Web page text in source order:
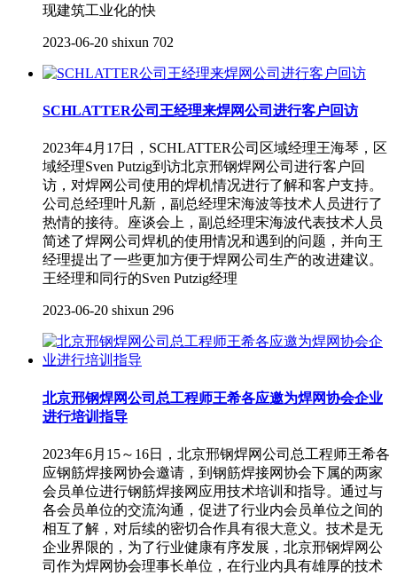
现建筑工业化的快
2023-06-20 shixun 702
SCHLATTER公司王经理来焊网公司进行客户回访
2023年4月17日，SCHLATTER公司区域经理王海琴，区
域经理Sven Putzig到访北京邢钢焊网公司进行客户回
访，对焊网公司使用的焊机情况进行了解和客户支持。
公司总经理叶凡新，副总经理宋海波等技术人员进行了
热情的接待。座谈会上，副总经理宋海波代表技术人员
简述了焊网公司焊机的使用情况和遇到的问题，并向王
经理提出了一些更加方便于焊网公司生产的改进建议。
王经理和同行的Sven Putzig经理
2023-06-20 shixun 296
北京邢钢焊网公司总工程师王希各应邀为焊网协会企业
进行培训指导
2023年6月15～16日，北京邢钢焊网公司总工程师王希各
应钢筋焊接网协会邀请，到钢筋焊接网协会下属的两家
会员单位进行钢筋焊接网应用技术培训和指导。通过与
各会员单位的交流沟通，促进了行业内会员单位之间的
相互了解，对后续的密切合作具有很大意义。技术是无
企业界限的，为了行业健康有序发展，北京邢钢焊网公
司作为焊网协会理事长单位，在行业内具有雄厚的技术